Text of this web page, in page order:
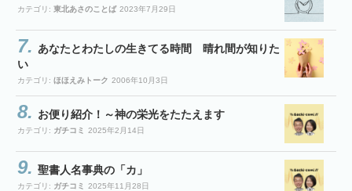
カテゴリ: 東北あさのことば 2023年7月29日
あなたとわたしの生きてる時間 晴れ間が知りた
い
カテゴリ: ほほえみトーク 2006年10月3日
お便り紹介！～神の栄光をたたえます
カテゴリ: ガチコミ 2025年2月14日
聖書人名事典の「カ」
カテゴリ: ガチコミ 2025年11月28日